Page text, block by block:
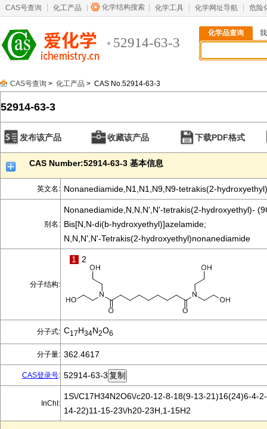
CAS号查询 化工产品 化学结构搜索 化学工具 化学网址导航 危险
52914-63-3
化学品查询
CAS号查询 > 化工产品 > CAS No.52914-63-3
52914-63-3
发布该产品 收藏该产品 下载PDF格式
CAS Number:52914-63-3 基本信息
英文名: Nonanediamide,N1,N1,N9,N9-tetrakis(2-
别名:
Nonanediamide,N,N,N',N'-tetrakis(2-hydroxyethyl)-
Bis[N,N-di(b-hydroxyethyl)]azelamide;
N,N,N',N'-Tetrakis(2-hydroxyethyl)nonanediamide
分子结构:
1 2
分子式: C17H34N2O6
分子量: 362.4617
CAS登录号: 52914-63-3
InChI:
1S\/C17H34N2O6\/c20-12-8-18(9-13-21)16(24)6-4-
14-22)11-15-23\/h20-23H,1-15H2